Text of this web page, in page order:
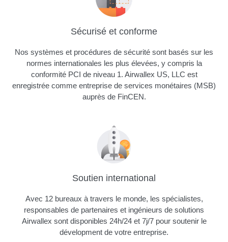
Sécurisé et conforme
Nos systèmes et procédures de sécurité sont basés sur les
normes internationales les plus élevées, y compris la
conformité PCI de niveau 1. Airwallex US, LLC est
enregistrée comme entreprise de services monétaires (MSB)
auprès de FinCEN.
Soutien international
Avec 12 bureaux à travers le monde, les spécialistes,
responsables de partenaires et ingénieurs de solutions
Airwallex sont disponibles 24h/24 et 7j/7 pour soutenir le
dévelopment de votre entreprise.